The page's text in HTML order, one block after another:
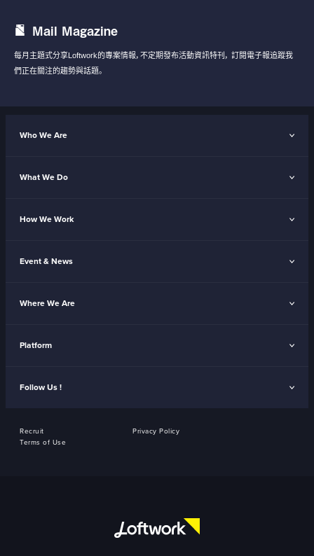
Mail Magazine
每月主題式分享Loftwork的專案情報，不定期發布活動資訊特刊， 訂閱電子報追蹤我
們正在關注的趨勢與話題。
Who We Are
What We Do
How We Work
Event & News
Where We Are
Platform
Follow Us !
Recruit
Privacy Policy
Terms of Use